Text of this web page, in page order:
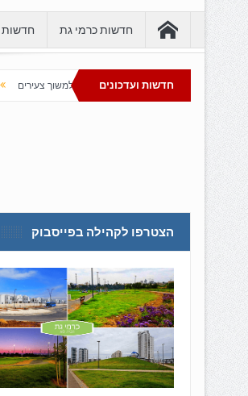
חדשות כרמי גת חדשות
חדשות ועדכונים
בדרום שממשיכה למשוך צעירים חזרה לפעילות
הצטרפו לקהילה בפייסבוק